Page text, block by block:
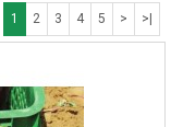
1 2 3 4 5 > >|